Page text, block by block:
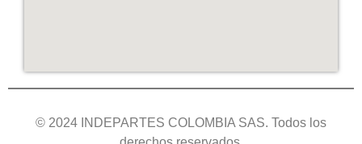
© 2024 INDEPARTES COLOMBIA SAS. Todos los